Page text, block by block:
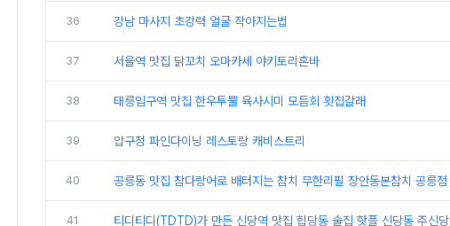
36 강남 마사지 초강력 얼굴 작아지는법
37 서울역 맛집 닭꼬치 오마카세 야키토리혼바
38 태릉입구역 맛집 한우투뿔 육사시미 모듬회 횟집갈래
39 압구정 파인다이닝 레스토랑 캐비스트리
40 공릉동 맛집 참다랑어로 배터지는 참치 무한리필 장안동본참치 공릉점
41 티디티디(TDTD)가 만든 신당역 맛집 힙당동 술집 핫플 신당동 주신당